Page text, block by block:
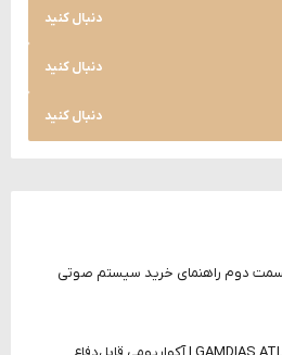
دنبال کنید
دنبال کنید
دنبال کنید
دوم راهنمای خرید سیستم صوتی